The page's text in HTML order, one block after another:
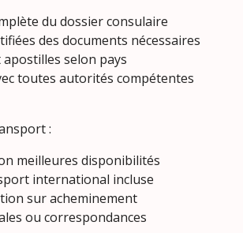
du dossier consulaire
des documents nécessaires
selon pays
toutes autorités compétentes
:
meilleures disponibilités
international incluse
sur acheminement
ou correspondances